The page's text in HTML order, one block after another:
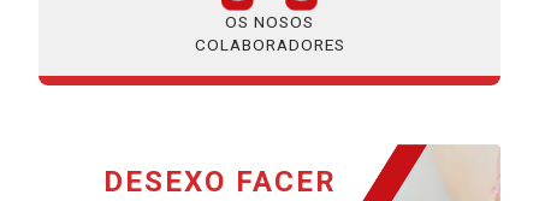
OS NOSOS
COLABORADORES
DESEXO FACER